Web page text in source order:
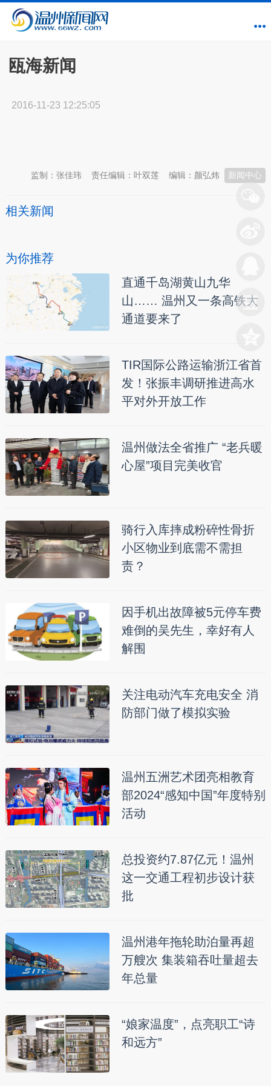
瓯海新闻
2016-11-23 12:25:05
新闻中心
编辑：颜弘炜
责任编辑：叶双莲
监制：张佳玮
相关新闻
为你推荐
直通千岛湖黄山九华
山…… 温州又一条高铁大
通道要来了
TIR国际公路运输浙江省首
发！张振丰调研推进高水
平对外开放工作
温州做法全省推广 “老兵暖
心屋”项目完美收官
骑行入库摔成粉碎性骨折
小区物业到底需不需担
责？
因手机出故障被5元停车费
难倒的吴先生，幸好有人
解围
关注电动汽车充电安全 消
防部门做了模拟实验
温州五洲艺术团亮相教育
部2024“感知中国”年度特别
活动
总投资约7.87亿元！温州
这一交通工程初步设计获
批
温州港年拖轮助泊量再超
万艘次 集装箱吞吐量超去
年总量
“娘家温度”，点亮职工“诗
和远方”